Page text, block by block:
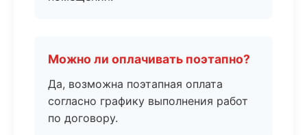
Можно ли оплачивать поэтапно?
Да, возможна поэтапная оплата
согласно графику выполнения работ
по договору.